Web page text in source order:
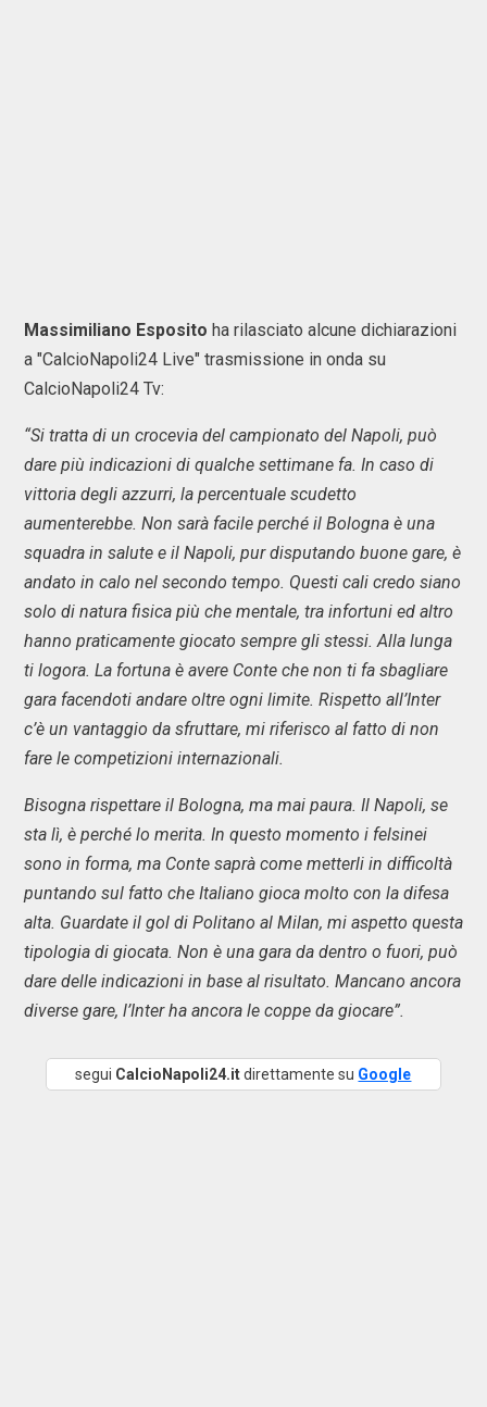
Massimiliano Esposito ha rilasciato alcune dichiarazioni
a "CalcioNapoli24 Live" trasmissione in onda su
CalcioNapoli24 Tv:
“Si tratta di un crocevia del campionato del Napoli, può
dare più indicazioni di qualche settimane fa. In caso di
vittoria degli azzurri, la percentuale scudetto
aumenterebbe. Non sarà facile perché il Bologna è una
squadra in salute e il Napoli, pur disputando buone gare, è
andato in calo nel secondo tempo. Questi cali credo siano
solo di natura fisica più che mentale, tra infortuni ed altro
hanno praticamente giocato sempre gli stessi. Alla lunga
ti logora. La fortuna è avere Conte che non ti fa sbagliare
gara facendoti andare oltre ogni limite. Rispetto all’Inter
c’è un vantaggio da sfruttare, mi riferisco al fatto di non
fare le competizioni internazionali.
Bisogna rispettare il Bologna, ma mai paura. Il Napoli, se
sta lì, è perché lo merita. In questo momento i felsinei
sono in forma, ma Conte saprà come metterli in difficoltà
puntando sul fatto che Italiano gioca molto con la difesa
alta. Guardate il gol di Politano al Milan, mi aspetto questa
tipologia di giocata. Non è una gara da dentro o fuori, può
dare delle indicazioni in base al risultato. Mancano ancora
diverse gare, l’Inter ha ancora le coppe da giocare”.
segui CalcioNapoli24.itdirettamente su Google